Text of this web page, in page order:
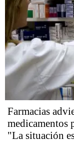
Farmacias
medicamentos
"La situación